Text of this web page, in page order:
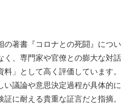
の著書『コロナとの死闘』につい
く、専門家や官僚との膨大な対話
」として高く評価しています。
い議論や意思決定過程が具体的に
に耐える貴重な証言だと指摘。